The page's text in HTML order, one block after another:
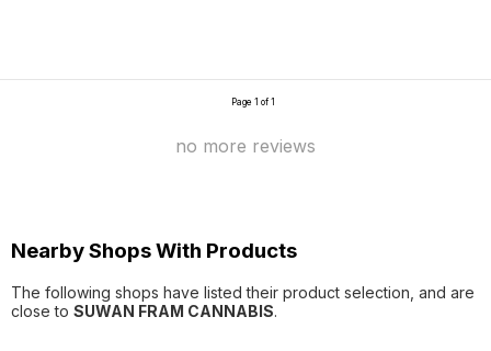
Page 1 of 1
no more reviews
Nearby Shops With Products
The following shops have listed their product selection, and are
close to SUWAN FRAM CANNABIS.